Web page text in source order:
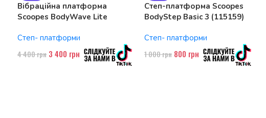
Вібраційна платформа
Scoopes BodyWave Lite
Степ- платформи
4 400грн 3 400 грн
Степ-платформа Scoopes
BodyStep Basic 3 (115159)
рівні
Степ- платформи
1 000грн 800 грн